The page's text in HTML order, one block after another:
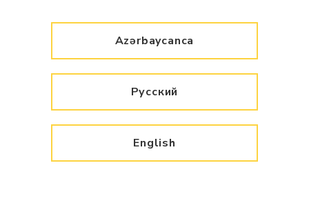
Azərbaycanca
Русский
English